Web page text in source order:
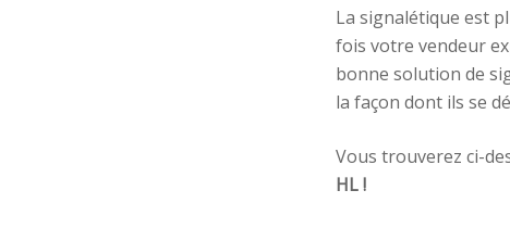
La signalétique est
fois votre vendeur
bonne solution de
la façon dont ils se
Vous trouverez ci-
HL !